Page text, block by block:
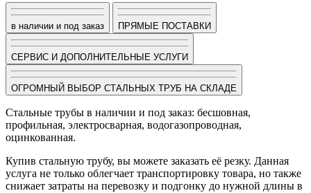
в наличии и под заказ ПРЯМЫЕ ПОСТАВКИ
СЕРВИС И ДОПОЛНИТЕЛЬНЫЕ УСЛУГИ
ОГРОМНЫЙ ВЫБОР СТАЛЬНЫХ ТРУБ НА СКЛАДЕ
Стальные трубы в наличии и под заказ: бесшовная,
профильная, электросварная, водогазопроводная,
оцинкованная.
Купив стальную трубу, вы можете заказать её резку. Данная
услуга не только облегчает транспортировку товара, но также
снижает затраты на перевозку и подгонку до нужной длины в